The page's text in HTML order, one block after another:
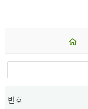
홈
번호